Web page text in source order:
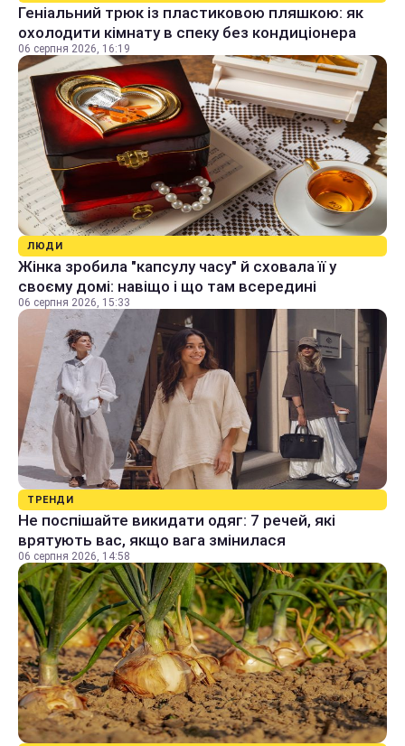
Геніальний трюк із пластиковою пляшкою: як
охолодити кімнату в спеку без кондиціонера
06 серпня 2026, 16:19
ЛЮДИ
Жінка зробила "капсулу часу" й сховала її у
своєму домі: навіщо і що там всередині
06 серпня 2026, 15:33
ТРЕНДИ
Не поспішайте викидати одяг: 7 речей, які
врятують вас, якщо вага змінилася
06 серпня 2026, 14:58